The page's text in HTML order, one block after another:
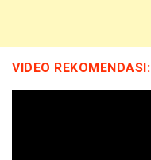
VIDEO REKOMENDASI: